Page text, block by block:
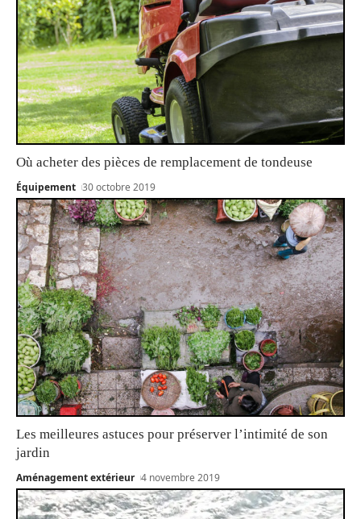
Où acheter des pièces de remplacement de tondeuse
Équipement 30 octobre 2019
Les meilleures astuces pour préserver l’intimité de son
jardin
Aménagement extérieur 4 novembre 2019